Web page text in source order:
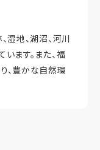
湿地、湖沼、河川
ます。また、福
、豊かな自然環